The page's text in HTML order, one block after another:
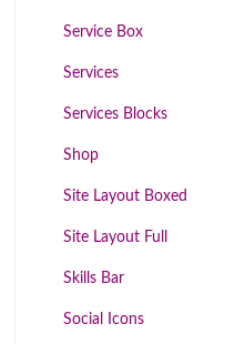
Service Box
Services
Services Blocks
Shop
Site Layout Boxed
Site Layout Full
Skills Bar
Social Icons